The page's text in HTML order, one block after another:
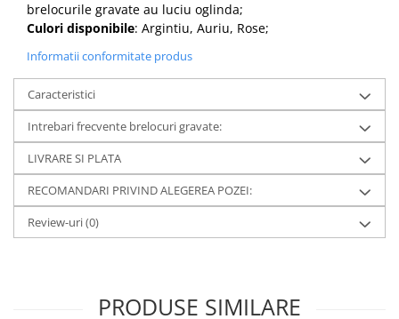
brelocurile gravate au luciu oglinda;
Culori disponibile: Argintiu, Auriu, Rose;
Informatii conformitate produs
Caracteristici
Intrebari frecvente brelocuri gravate:
LIVRARE SI PLATA
RECOMANDARI PRIVIND ALEGEREA POZEI:
Review-uri(0)
PRODUSE SIMILARE